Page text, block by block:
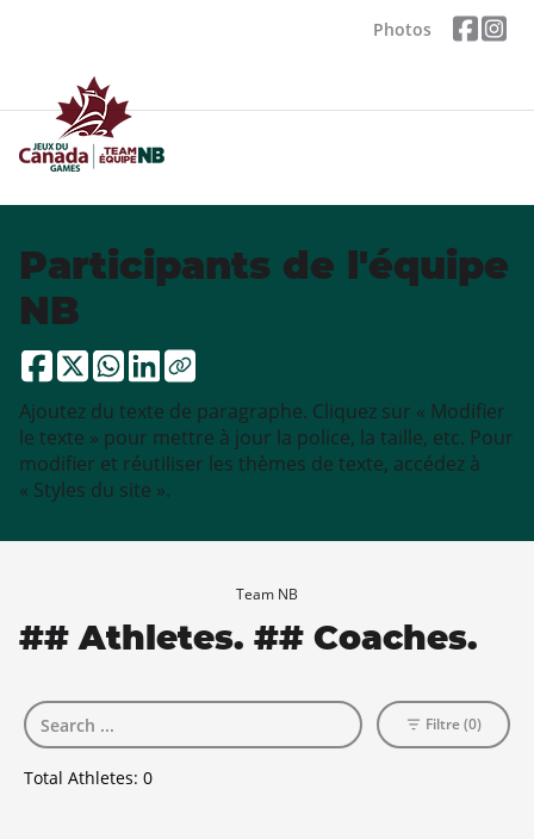
Photos
Participants de l'équipe
NB
Ajoutez du texte de paragraphe. Cliquez sur « Modifier
le texte » pour mettre à jour la police, la taille, etc. Pour
modifier et réutiliser les thèmes de texte, accédez à
« Styles du site ».
Team NB
## Athletes. ## Coaches.
Total Athletes: 0
Filtre (0)